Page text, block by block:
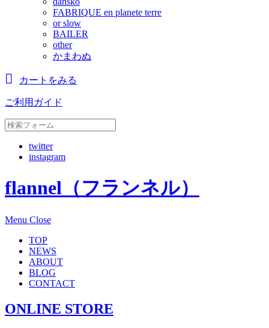
FABRIQUE en planete terre
or slow
BAILER
other
かまわぬ
カートをみる
ご利用ガイド
twitter
instagram
flannel（フランネル）
Menu Close
TOP
NEWS
ABOUT
BLOG
CONTACT
ONLINE STORE